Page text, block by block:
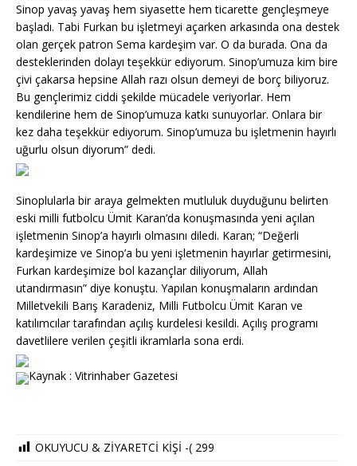
Sinop yavaş yavaş hem siyasette hem ticarette gençleşmeye
başladı. Tabi Furkan bu işletmeyi açarken arkasında ona destek
olan gerçek patron Sema kardeşim var. O da burada. Ona da
desteklerinden dolayı teşekkür ediyorum. Sinop’umuza kim bire
çivi çakarsa hepsine Allah razı olsun demeyi de borç biliyoruz.
Bu gençlerimiz ciddi şekilde mücadele veriyorlar. Hem
kendilerine hem de Sinop’umuza katkı sunuyorlar. Onlara bir
kez daha teşekkür ediyorum. Sinop’umuza bu işletmenin hayırlı
uğurlu olsun diyorum” dedi.
Sinoplularla bir araya gelmekten mutluluk duyduğunu belirten
eski milli futbolcu Ümit Karan’da konuşmasında yeni açılan
işletmenin Sinop’a hayırlı olmasını diledi. Karan; “Değerli
kardeşimize ve Sinop’a bu yeni işletmenin hayırlar getirmesini,
Furkan kardeşimize bol kazançlar diliyorum, Allah
utandırmasın” diye konuştu. Yapılan konuşmaların ardından
Milletvekili Barış Karadeniz, Milli Futbolcu Ümit Karan ve
katılımcılar tarafından açılış kurdelesi kesildi. Açılış programı
davetlilere verilen çeşitli ikramlarla sona erdi.
Kaynak : Vitrinhaber Gazetesi
OKUYUCU & ZİYARETCİ KİŞİ -( 299